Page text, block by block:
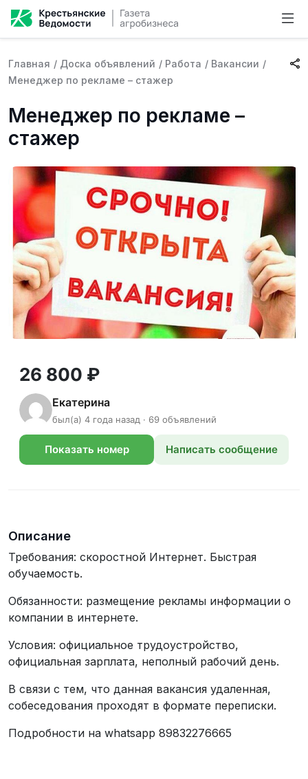
Главная / Доска объявлений / Работа / Вакансии /
Менеджер по рекламе – стажер
Менеджер по рекламе –
стажер
26 800 ₽
Екатерина
был(а) 4 года назад · 69 объявлений
Показать номер Написать сообщение
Описание
Требования: скоростной Интернет. Быстрая
обучаемость.
Обязанности: размещение рекламы информации о
компании в интернете.
Условия: официальное трудоустройство,
официальная зарплата, неполный рабочий день.
В связи с тем, что данная вакансия удаленная,
собеседования проходят в формате переписки.
Подробности на whatsapp 89832276665